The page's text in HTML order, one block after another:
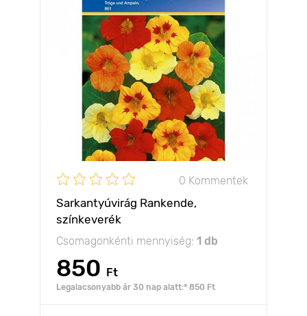
0 Kommentek
Sarkantyúvirág Rankende,
színkeverék
Csomagonkénti mennyiség: 1 db
850 Ft
Legalacsonyabb ár 30 nap alatt:* 850 Ft